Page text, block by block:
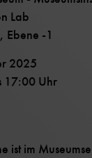
Lab
Ebene -1
2025
17:00 Uhr
ist im